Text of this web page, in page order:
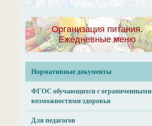
Организация питания.
Ежедневные меню
Нормативные документы
ФГОС обучающихся с ограниченными
возможностями здоровья
Для педагогов